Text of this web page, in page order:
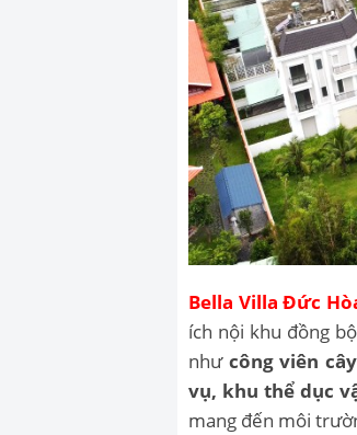
Bella Villa Đức
ích nội khu đồng
như công viên
vụ, khu thể dục
mang đến môi